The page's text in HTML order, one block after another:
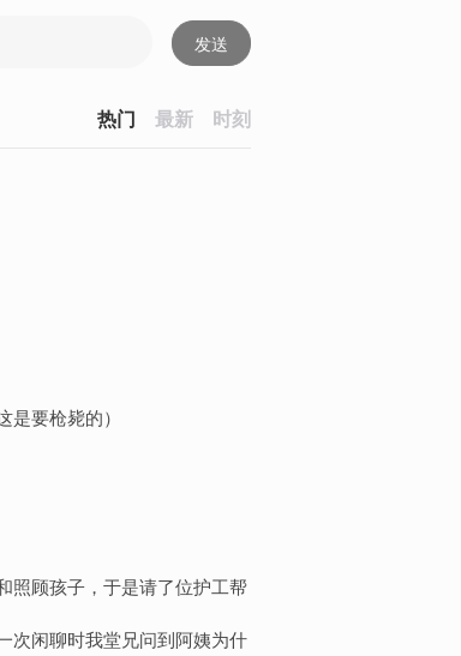
发送
热门 最新 时刻
要枪毙的）
照顾孩子，于是请了位护工帮
次闲聊时我堂兄问到阿姨为什